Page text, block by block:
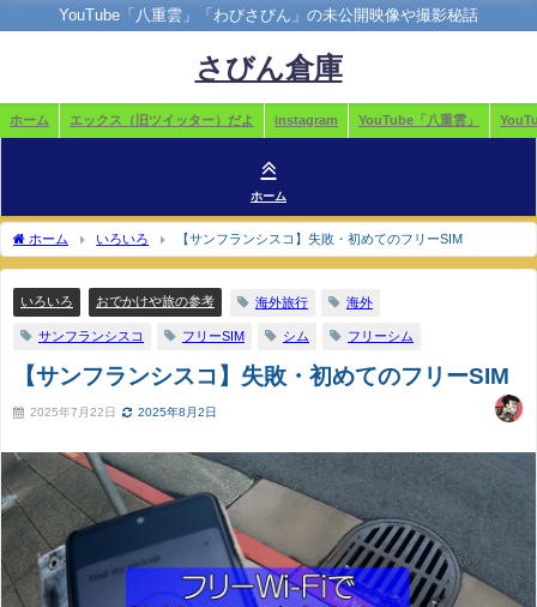
YouTube「八重雲」「わびさびん」の未公開映像や撮影秘話
さびん倉庫
ホーム エックス（旧ツイッター）だよ instagram YouTube「八重雲」
ホーム
ホーム いろいろ 【サンフランシスコ】失敗・初めてのフリーSIM
いろいろ おでかけや旅の参考 海外旅行 海外
サンフランシスコ フリーSIM シム フリーシム
【サンフランシスコ】失敗・初めてのフリーSIM
2025年7月22日 2025年8月2日